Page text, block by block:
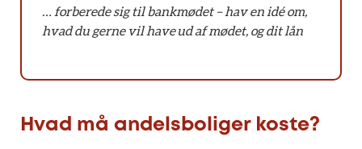
… forberede sig til bankmødet – hav en idé om,
hvad du gerne vil have ud af mødet, og dit lån
Hvad må andelsboliger koste?